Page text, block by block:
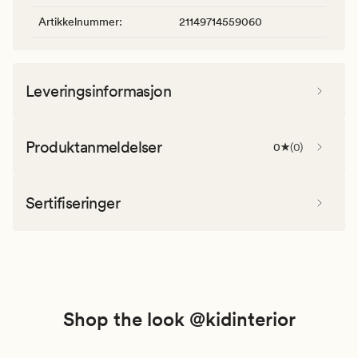
Artikkelnummer: 21149714559060
Leveringsinformasjon
Produktanmeldelser 0 (0)
Sertifiseringer
Shop the look @kidinterior